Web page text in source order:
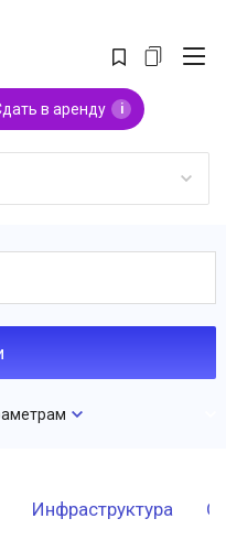
в аренду i
Инфраструктура